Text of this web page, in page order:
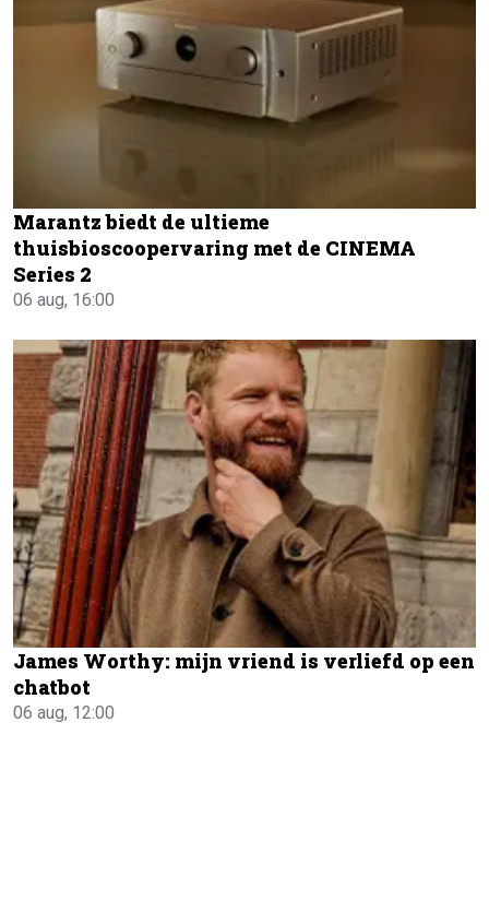
Marantz biedt de ultieme
thuisbioscoopervaring met de CINEMA
Series 2
06 aug, 16:00
James Worthy: mijn vriend is verliefd op een
chatbot
06 aug, 12:00